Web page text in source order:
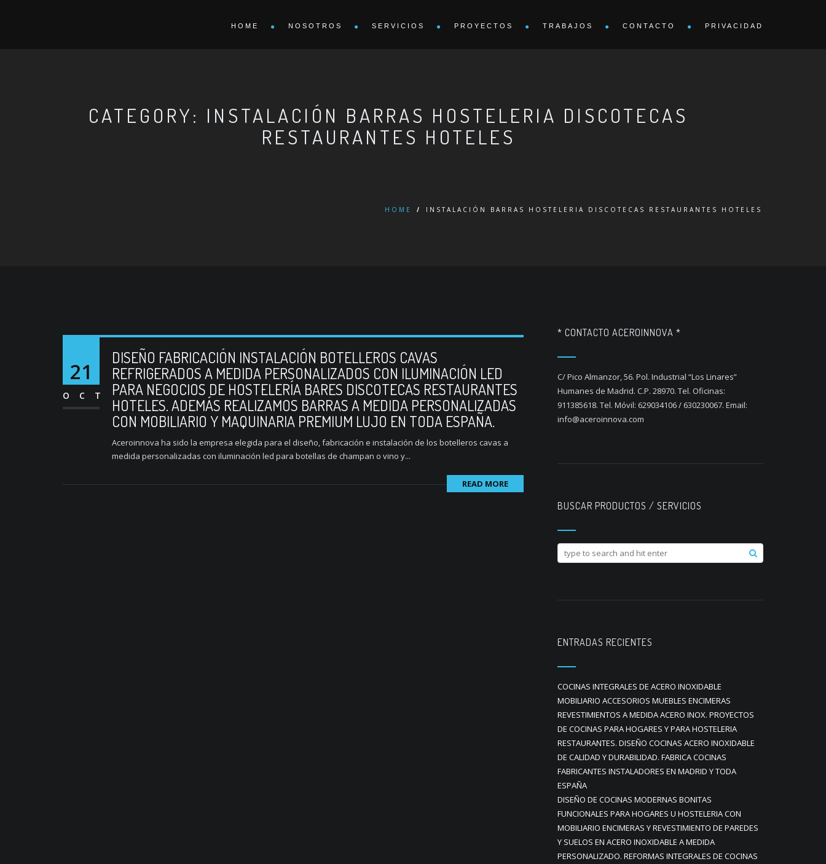
HOME NOSOTROS SERVICIOS PROYECTOS TRABAJOS CONTACTO PRIVACIDAD
CATEGORY: INSTALACIÓN BARRAS HOSTELERIA DISCOTECAS
RESTAURANTES HOTELES
HOME / INSTALACIÓN BARRAS HOSTELERIA DISCOTECAS RESTAURANTES HOTELES
21
OCT
DISEÑO FABRICACIÓN INSTALACIÓN BOTELLEROS CAVAS
REFRIGERADOS A MEDIDA PERSONALIZADOS CON ILUMINACIÓN LED
PARA NEGOCIOS DE HOSTELERÍA BARES DISCOTECAS RESTAURANTES
HOTELES. ADEMÁS REALIZAMOS BARRAS A MEDIDA PERSONALIZADAS
CON MOBILIARIO Y MAQUINARIA PREMIUM LUJO EN TODA ESPAÑA.
Aceroinnova ha sido la empresa elegida para el diseño, fabricación e instalación de los botelleros cavas a
medida personalizadas con iluminación led para botellas de champan o vino y...
READ MORE
* CONTACTO ACEROINNOVA *
C/ Pico Almanzor, 56. Pol. Industrial “Los Linares”
Humanes de Madrid. C.P. 28970. Tel. Oficinas:
911385618. Tel. Móvil: 629034106 / 630230067. Email:
info@aceroinnova.com
BUSCAR PRODUCTOS / SERVICIOS
ENTRADAS RECIENTES
COCINAS INTEGRALES DE ACERO INOXIDABLE
MOBILIARIO ACCESORIOS MUEBLES ENCIMERAS
REVESTIMIENTOS A MEDIDA ACERO INOX. PROYECTOS
DE COCINAS PARA HOGARES Y PARA HOSTELERIA
RESTAURANTES. DISEÑO COCINAS ACERO INOXIDABLE
DE CALIDAD Y DURABILIDAD. FABRICA COCINAS
FABRICANTES INSTALADORES EN MADRID Y TODA
ESPAÑA
DISEÑO DE COCINAS MODERNAS BONITAS
FUNCIONALES PARA HOGARES U HOSTELERIA CON
MOBILIARIO ENCIMERAS Y REVESTIMIENTO DE PAREDES
Y SUELOS EN ACERO INOXIDABLE A MEDIDA
PERSONALIZADO. REFORMAS INTEGRALES DE COCINAS